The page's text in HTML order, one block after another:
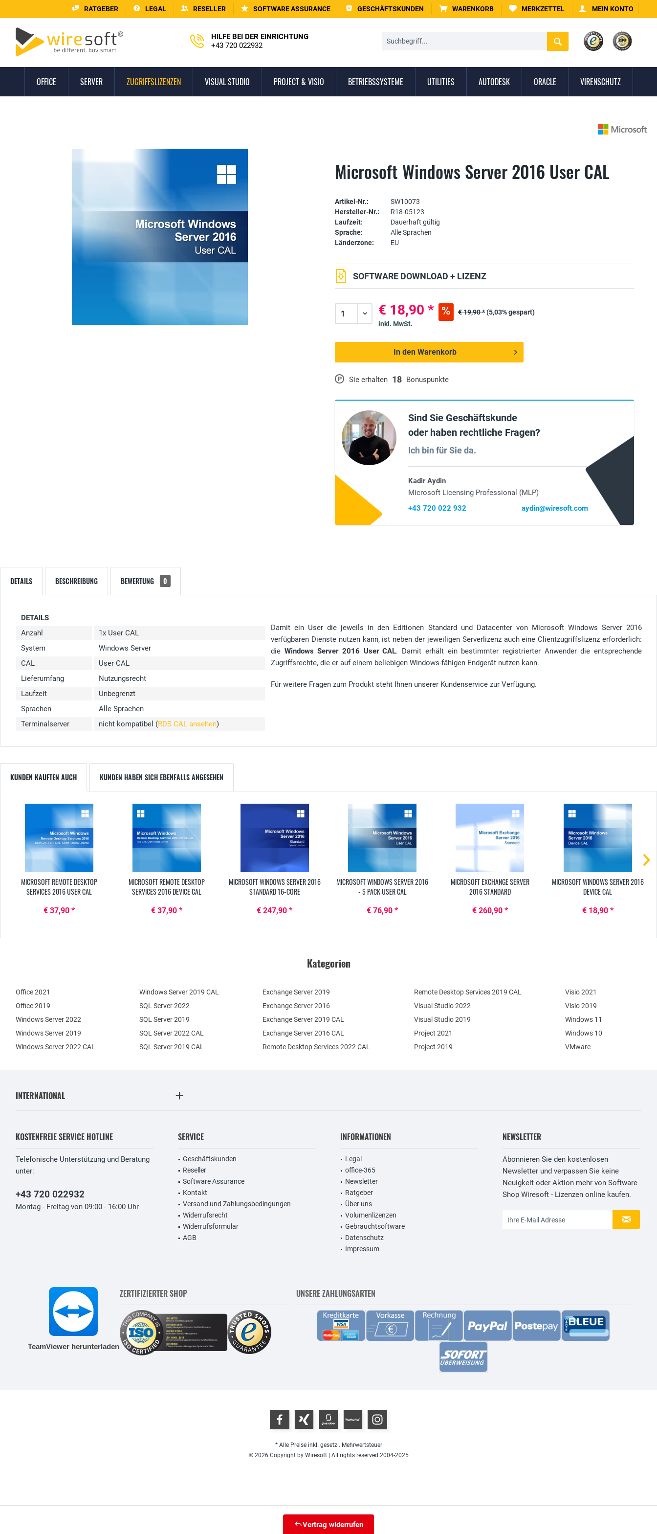
RATGEBER LEGAL RESELLER SOFTWARE ASSURANCE GESCHÄFTSKUNDEN WARENKORB MERKZETTEL MEIN KONTO
HILFE BEI DER EINRICHTUNG
+43 720 022932
OFFICE SERVER ZUGRIFFSLIZENZEN VISUAL STUDIO PROJECT & VISIO BETRIEBSSYSTEME UTILITIES AUTODESK ORACLE VIRENSCHUTZ
Microsoft Windows Server 2016 User CAL
Artikel-Nr.:
SW10073
Hersteller-Nr.:
R18-05123
Laufzeit:
Dauerhaft gültig
Sprache:
Alle Sprachen
Länderzone:
EU
P Sie erhalten 18 Bonuspunkte
SOFTWARE DOWNLOAD + LIZENZ
€ 18,90 * € 19,90 *(5,03% gespart)
inkl. MwSt.
In den Warenkorb
Sind Sie Geschäftskunde
oder haben rechtliche Fragen?
Ich bin für Sie da.
Kadir Aydin
Microsoft Licensing Professional (MLP)
+43 720 022 932
aydin@wiresoft.com
DETAILS BESCHREIBUNG BEWERTUNG 0
DETAILS
Anzahl
1x User CAL
System
Windows Server
CAL
User CAL
Lieferumfang
Nutzungsrecht
Laufzeit
Unbegrenzt
Sprachen
Alle Sprachen
Terminalserver
nicht kompatibel (RDS CAL ansehen)
Damit ein User die jeweils in den Editionen Standard und Datacenter von Microsoft Windows Server 2016
verfügbaren Dienste nutzen kann, ist neben der jeweiligen Serverlizenz auch eine Clientzugriffslizenz erforderlich:
die Windows Server 2016 User CAL. Damit erhält ein bestimmter registrierter Anwender die entsprechende
Zugriffsrechte, die er auf einem beliebigen Windows-fähigen Endgerät nutzen kann.
Für weitere Fragen zum Produkt steht Ihnen unserer Kundenservice zur Verfügung.
KUNDEN KAUFTEN AUCH KUNDEN HABEN SICH EBENFALLS ANGESEHEN
MICROSOFT REMOTE DESKTOP
SERVICES 2016 USER CAL
€ 37,90 *
MICROSOFT REMOTE DESKTOP
SERVICES 2016 DEVICE CAL
€ 37,90 *
MICROSOFT WINDOWS SERVER 2016
STANDARD 16-CORE
€ 247,90 *
MICROSOFT WINDOWS SERVER 2016
- 5 PACK USER CAL
€ 76,90 *
MICROSOFT EXCHANGE SERVER
2016 STANDARD
€ 260,90 *
MICROSOFT WINDOWS SERVER 2016
DEVICE CAL
€ 18,90 *
Kategorien
Office 2021
Office 2019
Windows Server 2022
Windows Server 2019
Exchange Server 2019
Exchange Server 2016
SQL Server 2022
SQL Server 2019
Windows Server 2022 CAL
Windows Server 2019 CAL
SQL Server 2022 CAL
SQL Server 2019 CAL
Remote Desktop Services 2022 CAL
Remote Desktop Services 2019 CAL
Exchange Server 2019 CAL
Exchange Server 2016 CAL
Visual Studio 2022
Visual Studio 2019
Project 2021
Project 2019
Visio 2021
Visio 2019
Windows 11
Windows 10
VMware
INTERNATIONAL
KOSTENFREIE SERVICE HOTLINE
Telefonische Unterstützung und Beratung
unter:
+43 720 022932
Montag - Freitag von 09:00 - 16:00 Uhr
SERVICE
Geschäftskunden
Reseller
Software Assurance
Kontakt
Versand und Zahlungsbedingungen
Widerrufsrecht
Widerrufsformular
AGB
INFORMATIONEN
Legal
office-365
Newsletter
Ratgeber
Über uns
Volumenlizenzen
Gebrauchtsoftware
Datenschutz
Impressum
NEWSLETTER
Abonnieren Sie den kostenlosen
Newsletter und verpassen Sie keine
Neuigkeit oder Aktion mehr von Software
Shop Wiresoft - Lizenzen online kaufen.
TeamViewer herunterladen
ZERTIFIZIERTER SHOP UNSERE ZAHLUNGSARTEN
* Alle Preise inkl. gesetzl. Mehrwertsteuer
© 2026 Copyright by Wiresoft | All rights reserved 2004-2025
Vertrag widerrufen